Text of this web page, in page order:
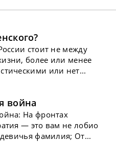
стоит не между
более или менее
или нет...
война
На фронтах
— это вам не лобио
фамилия; От...